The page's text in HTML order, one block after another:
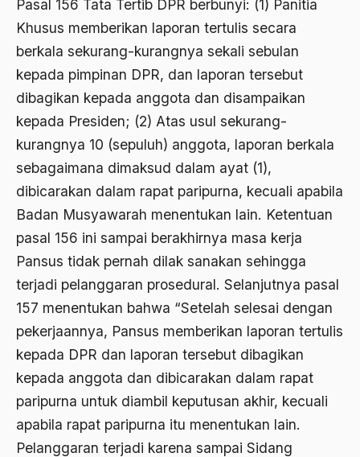
Pasal 156 Tata Tertib DPR berbunyi: (1) Panitia
Khusus memberikan laporan tertulis secara
berkala sekurang-kurangnya sekali sebulan
kepada pimpinan DPR, dan laporan tersebut
dibagikan kepada anggota dan disampaikan
kepada Presiden; (2) Atas usul sekurang-
kurangnya 10 (sepuluh) anggota, laporan berkala
sebagaimana dimaksud dalam ayat (1),
dibicarakan dalam rapat paripurna, kecuali apabila
Badan Musyawarah menentukan lain. Ketentuan
pasal 156 ini sampai berakhirnya masa kerja
Pansus tidak pernah dilak sanakan sehingga
terjadi pelanggaran prosedural. Selanjutnya pasal
157 menentukan bahwa “Setelah selesai dengan
pekerjaannya, Pansus memberikan laporan tertulis
kepada DPR dan laporan tersebut dibagikan
kepada anggota dan dibicarakan dalam rapat
paripurna untuk diambil keputusan akhir, kecuali
apabila rapat paripurna itu menentukan lain.
Pelanggaran terjadi karena sampai Sidang
Belgia
Benazir Bhutto
bencana alam
benny moerdani
Benturan Antar Budaya
Beragama Secara Inklusif
Berdzikir
Berita
bersabar
Bersyukur
Betawi
BHairawa
Bhairawan